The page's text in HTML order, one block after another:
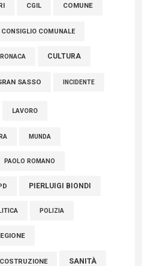
minuto di raccoglimento in
CGIL COMUNE
CONSIGLIO COMUNALE
CULTURA
SASSO INCIDENTE
LAVORO
MUNDA
PAOLO ROMANO
PIERLUIGI BIONDI
POLIZIA
SANITÀ